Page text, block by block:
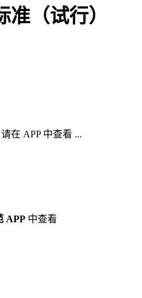
（试行）
在 APP 中查看 ...
APP 中查看